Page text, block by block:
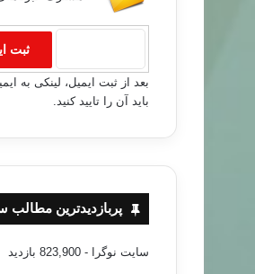
ﺗﺤﻘﻴﻘﻲ ﺳﺘﻮﺩنی است
بعد از ثبت ایمیل، لینکی به
باید آن را تایید کنید.
پربازدیدترین مطالب
سایت نوگرا - 823,900 بازدید